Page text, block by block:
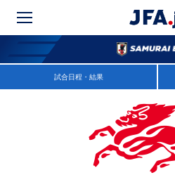
試合日程・結果